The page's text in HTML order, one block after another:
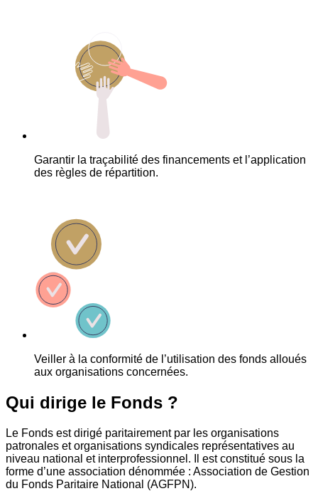
Garantir la traçabilité des financements et l’application
des règles de répartition.
Veiller à la conformité de l’utilisation des fonds alloués
aux organisations concernées.
Qui dirige le Fonds ?
Le Fonds est dirigé paritairement par les organisations
patronales et organisations syndicales représentatives au
niveau national et interprofessionnel. Il est constitué sous la
forme d’une association dénommée : Association de Gestion
du Fonds Paritaire National (AGFPN).